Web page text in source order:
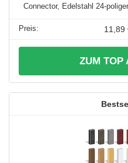
Connector, Edelstahl 24-
11,89
ZUM TOP